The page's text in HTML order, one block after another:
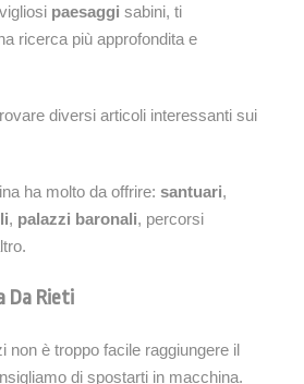
paesaggi sabini, ti
ricerca più approfondita e
diversi articoli interessanti sui
ha molto da offrire: santuari,
, palazzi baronali, percorsi
Da Rieti
non è troppo facile raggiungere il
di spostarti in macchina.